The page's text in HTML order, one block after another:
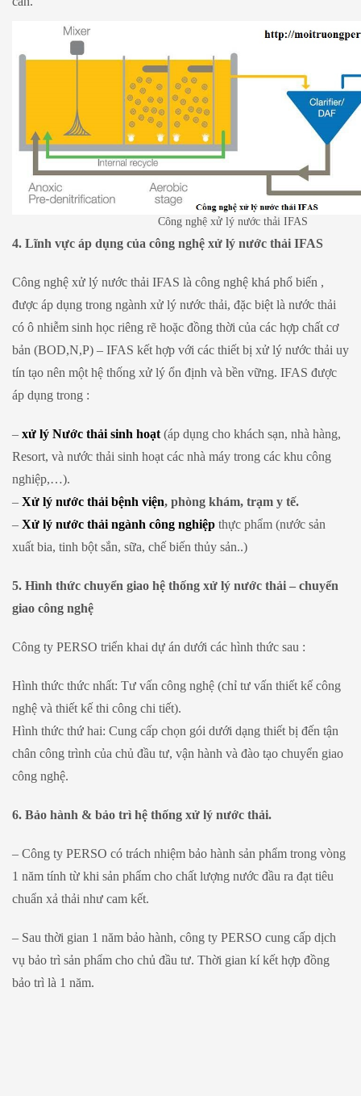
Công nghệ xử lý nước thải IFAS
4. Lĩnh vực áp dụng của công nghệ xử lý nước thải IFAS
Công nghệ xử lý nước thải IFAS là công nghệ khá phổ biến ,
được áp dụng trong ngành xử lý nước thải, đặc biệt là nước thải
có ô nhiễm sinh học riêng rẽ hoặc đồng thời của các hợp chất cơ
bản (BOD,N,P) – IFAS kết hợp với các thiết bị xử lý nước thải uy
tín tạo nên một hệ thống xử lý ổn định và bền vững. IFAS được
áp dụng trong :
– xử lý Nước thải sinh hoạt (áp dụng cho khách sạn, nhà hàng,
Resort, và nước thải sinh hoạt các nhà máy trong các khu công
nghiệp,…).
– Xử lý nước thải bệnh viện, phòng khám, trạm y tế.
– Xử lý nước thải ngành công nghiệp thực phẩm (nước sản
xuất bia, tinh bột sắn, sữa, chế biến thủy sản..)
5. Hình thức chuyển giao hệ thống xử lý nước thải – chuyển
giao công nghệ
Công ty PERSO triển khai dự án dưới các hình thức sau :
Hình thức thức nhất: Tư vấn công nghệ (chỉ tư vấn thiết kế công
nghệ và thiết kế thi công chi tiết).
Hình thức thứ hai: Cung cấp chọn gói dưới dạng thiết bị đến tận
chân công trình của chủ đầu tư, vận hành và đào tạo chuyển giao
công nghệ.
6. Bảo hành & bảo trì hệ thống xử lý nước thải.
– Công ty PERSO có trách nhiệm bảo hành sản phẩm trong vòng
1 năm tính từ khi sản phẩm cho chất lượng nước đầu ra đạt tiêu
chuẩn xả thải như cam kết.
– Sau thời gian 1 năm bảo hành, công ty PERSO cung cấp dịch
vụ bảo trì sản phẩm cho chủ đầu tư. Thời gian kí kết hợp đồng
bảo trì là 1 năm.